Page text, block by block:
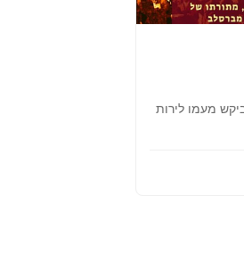
מעמו לירות